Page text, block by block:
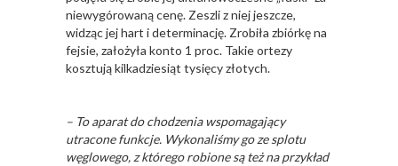
niewygórowaną cenę. Zeszli z niej jeszcze,
widząc jej hart i determinację. Zrobiła zbiórkę na
fejsie, założyła konto 1 proc. Takie ortezy
kosztują kilkadziesiąt tysięcy złotych.
– To aparat do chodzenia wspomagający
utracone funkcje. Wykonaliśmy go ze splotu
węglowego, z którego robione są też na przykład